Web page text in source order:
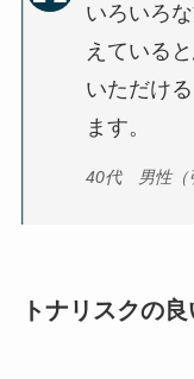
いろいろ
えている
いただけ
ます。
40代 男性（
トナリスクの